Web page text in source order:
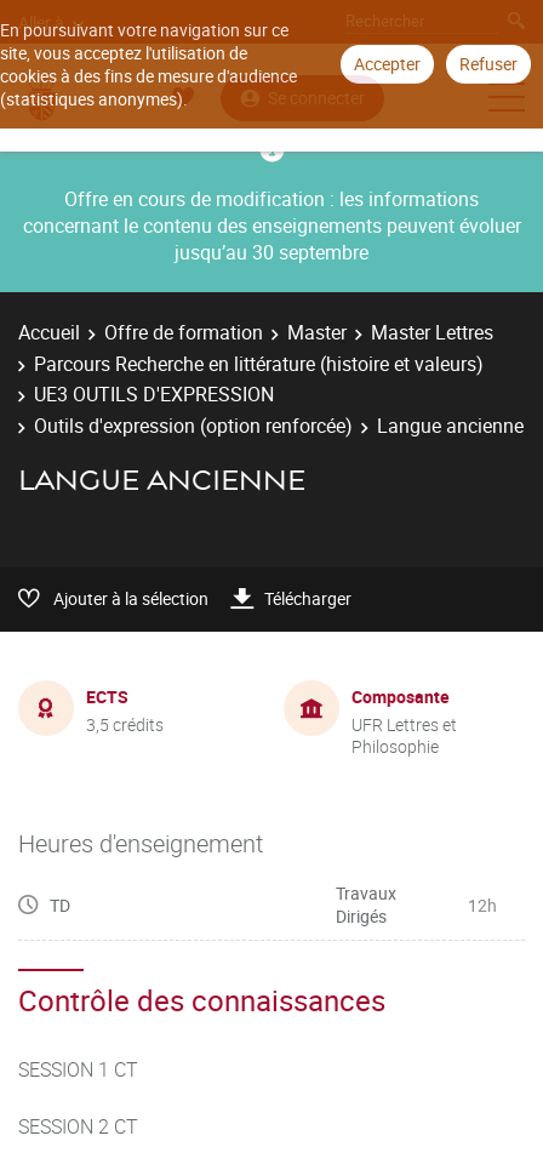
En poursuivant votre navigation sur ce
site, vous acceptez l'utilisation de
cookies à des fins de mesure d'audience
(statistiques anonymes).
Accepter Refuser
Aller à
Se connecter
Offre en cours de modification : les informations
concernant le contenu des enseignements peuvent évoluer
jusqu’au 30 septembre
Accueil Offre de formation Master
Master Lettres
Parcours Recherche en littérature (histoire et valeurs)
UE3 OUTILS D'EXPRESSION
Outils d'expression (option renforcée)
Langue ancienne
LANGUE ANCIENNE
Ajouter à la sélection Télécharger
ECTS
3,5 crédits
Composante
UFR Lettres et
Philosophie
Heures d'enseignement
TD
Travaux
Dirigés
12h
Contrôle des connaissances
SESSION 1 CT
SESSION 2 CT